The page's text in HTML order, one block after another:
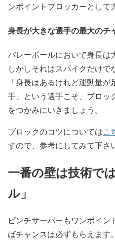
ンポイントブロッカーとして
身長が大きな選手の最大のチ
バレーボールにおいて身長は
しかしそれはスパイクだけで
「身長はあるけれど運動量
手」という選手こそ、ブロッ
をつかみにいきましょう。
ブロックのコツについてはこ
すので、参考にしてみて下さ
一番の壁は技術で
ル」
ピンチサーバーもワンポイ
ばチャンスは必ずもらえます